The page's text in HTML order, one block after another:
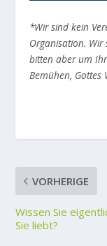
*Wir sind kein
Organisation. Wir
bitten aber um
Bemühen, Gottes
VORHERIGE
Wissen Sie
Sie liebt?